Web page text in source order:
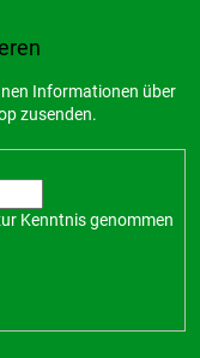
Informationen über
zusenden.
Kenntnis genommen